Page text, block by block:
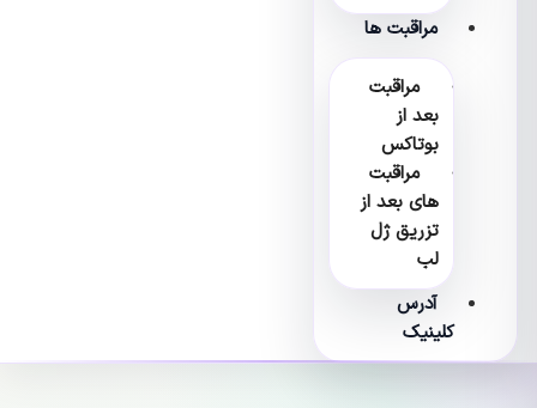
مراقبت ها
مراقبت
بعد از
بوتاکس
مراقبت
های بعد از
تزریق ژل
لب
آدرس
کلینیک